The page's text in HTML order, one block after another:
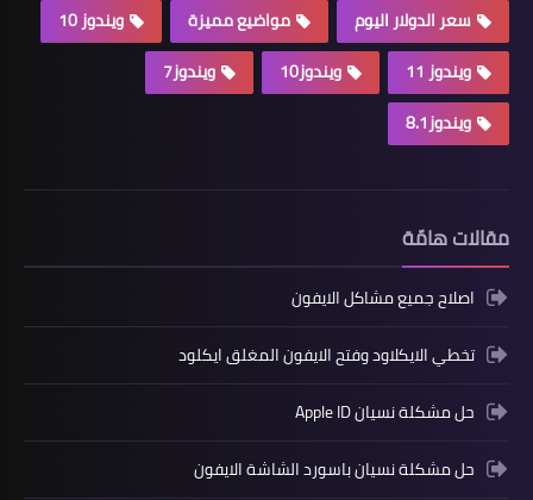
سعر الدولار اليوم
مواضيع مميزة
ويندوز 10
ويندوز 11
ويندوز10
ويندوز7
ويندوز8.1
مقالات هامّة
اصلاح جميع مشاكل الايفون
تخطي الايكلاود وفتح الايفون المغلق ايكلود
حل مشكلة نسيان Apple ID
حل مشكلة نسيان باسورد الشاشة الايفون